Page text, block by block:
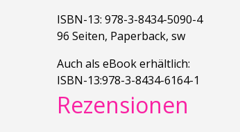
ISBN-13: 978-3-8434-5090-4
96 Seiten, Paperback, sw
Auch als eBook erhältlich:
ISBN-13:978-3-8434-6164-1
Rezensionen